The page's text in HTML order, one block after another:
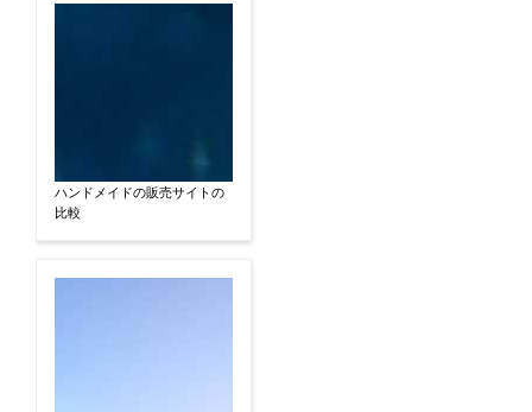
ハンドメイドの販売サイトの
比較